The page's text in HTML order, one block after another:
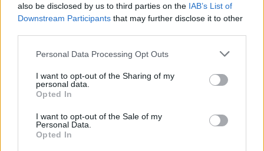
also be disclosed by us to third parties on the IAB’s List of
Downstream Participants that may further disclose it to other
Personal Data Processing Opt Outs
I want to opt-out of the Sharing of my
personal data.
Opted In
I want to opt-out of the Sale of my
Personal Data.
Opted In
Lietuvos diena
Savaitės vidurys nusimato karštas: temperatūra kils iki
Žinios | Orai
00:00:59
Nufilmavo, kaip patvino Vilniaus Vakarinis aplinkkelis:
vaizdas pribloškia